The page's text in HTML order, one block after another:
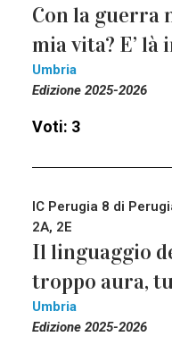
Con la guerra
mia vita? E’ là
Umbria
Edizione 2025-2026
Voti: 3
IC Perugia 8 di
2A, 2E
Il linguaggio
troppo aura,
Umbria
Edizione 2025-2026